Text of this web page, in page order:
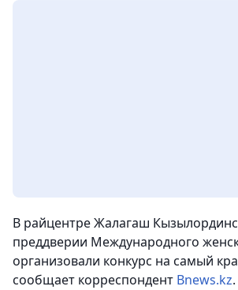
В райцентре Жалагаш
преддверии Международного
организовали конкурс на самый
сообщает корреспондент Bnews.kz.